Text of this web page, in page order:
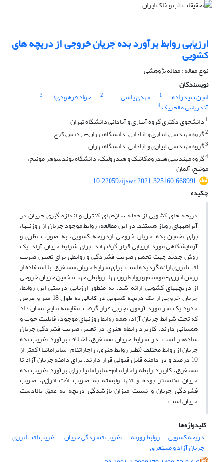
ارزیابی روابط برآورد بده جریان خروجی از دریچه های
کشویی
نوع مقاله : مقاله پژوهشی
نویسندگان
امین سیدزاده
1 مهدی یاسی 2 جواد فرهودی* 3
آندریاس مالچریک4
1 دانشجوی دکتری گروه آبیاری و آبادانی دانشگاه تهران
2گروه مهندسی آبیاری و آبادانی، دانشگاه تهران-پردیس کرج
3گروه مهندسی آبیاری و آبادانی، دانشگاه تهران
4گروه مهندسی هیدرومکانیک و هیدرولیک، دانشگاه بوندسوهر مونیخ،
مونیخ، آلمان
10.22059/ijswr.2021.325160.668991
چکیده
دریچه های کشویی از جمله سازه­های کنترل و اندازه گیری جریان در
آبراهه­های روباز هستند.در این مطالعه، روابط موجود جریان از روزنه­ها،
برای تخمین بده جریان خروجی ازدریچه کشویی، به صورت نظری و
آزمایشگاهی مورد ارزیابی قرار گرفته­اند. برای شرایط جریان آزاد، یک
روش جدید جهت تخمین ضریب فشردگی و روابطی برای تعیین ضریب
افت انرژی ارائه گردیده است. برای شرایط جریان مستغرق، با استفاده از
روش انرژی- مومنتم و روابط روزنه­ها، روابطی جهت تخمین جریان خروجی
از دریچه­های کشویی ارائه شد. به منظور ارزیابی درستی این روابط،
جریان خروجی از یک دریچه کشویی در کانالی به طول 18 متر و عرض
حدود یک متر مورد آزمون تجربی قرار گرفت. مقایسه نتایج نشان داد
که تحت شرایط جریان آزاد، همه روابط روزنه­ای موجود، قابلیت خوب و
همسانی دارند. کاربرد رابطه هنری در تعیین ضریب فشردگی جریان
ساده­تر است. در شرایط جریان مستغرق، اختلاف برآورد ضریب بده
جریان از روابط مختلف (نظیر روابط هنری، راجاراتنام-سابرامانیا) کمتر از
10 درصد و در دامنه قابل قبولی قرار دارند. برای دامنه جریان آزاد تا
مستغرق، کاربرد رابطه راجاراتنام-سابرامانیا برای برآورد ضریب بده
جریان مناسب­تر بوده و تنها وابسته به ضریب افت انرژی، ضریب
فشردگی جریان و نسبت میزان بازشدگی دریچه به عمق بالادست
جریان است.
کلیدواژه‌ها
دریچه کشویی
روابط روزنه ضریب فشردگی جریان ضریب افت انرژی
جریان آزاد و مستغرق